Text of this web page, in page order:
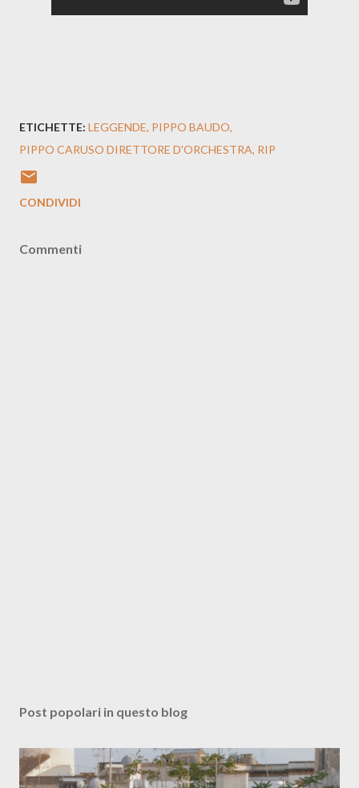
ETICHETTE: LEGGENDE PIPPO BAUDO
PIPPO CARUSO DIRETTORE D'ORCHESTRA RIP
CONDIVIDI
Commenti
Post popolari in questo blog